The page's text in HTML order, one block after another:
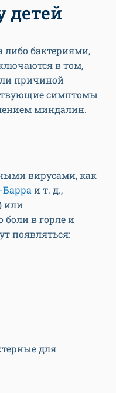
детей
либо бактериями,
в том,
причиной
симптомы
миндалин.
вирусами, как
и т. д.,
или
боли в горле и
появляться:
для